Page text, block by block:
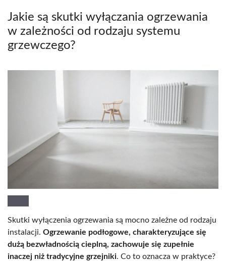
Jakie są skutki wyłączania ogrzewania
w zależności od rodzaju systemu
grzewczego?
Skutki wyłączenia ogrzewania są mocno zależne od rodzaju
instalacji. Ogrzewanie podłogowe, charakteryzujące się
dużą bezwładnością cieplną, zachowuje się zupełnie
inaczej niż tradycyjne grzejniki. Co to oznacza w praktyce?